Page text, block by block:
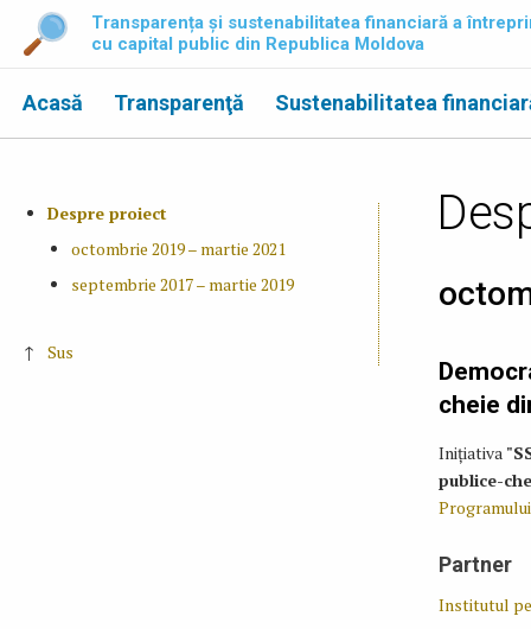
Transparența și sustenabilitatea financiară a
cu capital public din Republica Moldova
Acasă Transparenţă Sustenabilitatea
Despre proiect
octombrie 2019 – martie 2021
septembrie 2017 – martie 2019
↑ Sus
cheie
Inițiativa
publice-
Partner
Institutul